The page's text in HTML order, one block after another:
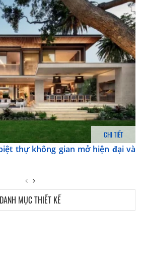
CHI TIẾT
thự không gian mở hiện đại và
DANH MỤC THIẾT KẾ